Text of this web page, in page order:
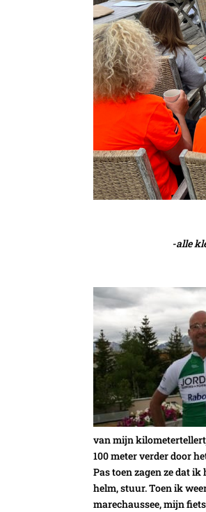
-alle
van mijn
100 meter verder door
Pas toen zagen ze dat
helm, stuur. Toen ik
marechaussee, mijn